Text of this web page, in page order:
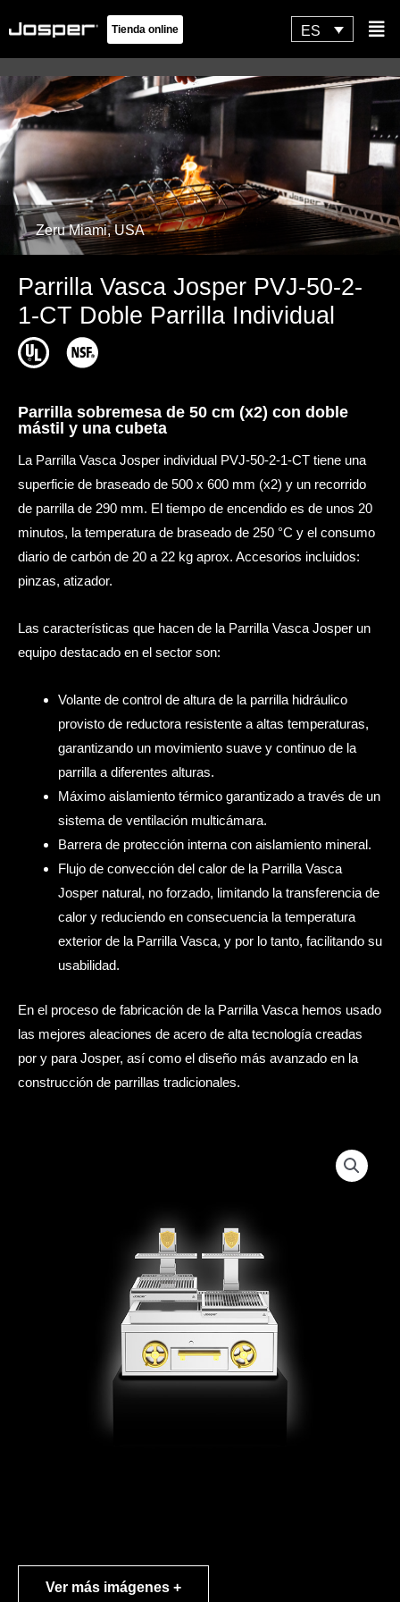
al
contenido
Tienda online ES
Zeru Miami, USA
Parrilla Vasca Josper PVJ-50-2-
1-CT Doble Parrilla Individual
Parrilla sobremesa de 50 cm (x2) con doble
mástil y una cubeta
La Parrilla Vasca Josper individual PVJ-50-2-1-CT tiene una
superficie de braseado de 500 x 600 mm (x2) y un recorrido
de parrilla de 290 mm. El tiempo de encendido es de unos 20
minutos, la temperatura de braseado de 250 °C y el consumo
diario de carbón de 20 a 22 kg aprox. Accesorios incluidos:
pinzas, atizador.
Las características que hacen de la Parrilla Vasca Josper un
equipo destacado en el sector son:
Volante de control de altura de la parrilla hidráulico
provisto de reductora resistente a altas temperaturas,
garantizando un movimiento suave y continuo de la
parrilla a diferentes alturas.
Máximo aislamiento térmico garantizado a través de un
sistema de ventilación multicámara.
Barrera de protección interna con aislamiento mineral.
Flujo de convección del calor de la Parrilla Vasca
Josper natural, no forzado, limitando la transferencia de
calor y reduciendo en consecuencia la temperatura
exterior de la Parrilla Vasca, y por lo tanto, facilitando su
usabilidad.
En el proceso de fabricación de la Parrilla Vasca hemos usado
las mejores aleaciones de acero de alta tecnología creadas
por y para Josper, así como el diseño más avanzado en la
construcción de parrillas tradicionales.
Ver más imágenes +